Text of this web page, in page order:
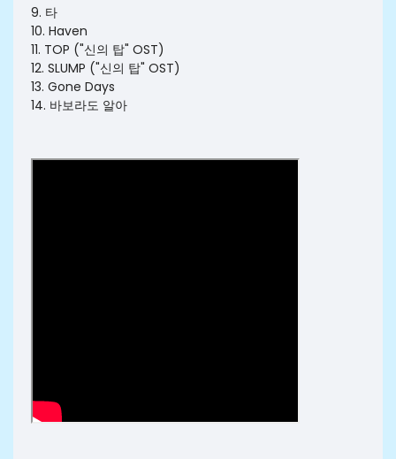
9. 타
10. Haven
11. TOP ("신의 탑" OST)
12. SLUMP ("신의 탑" OST)
13. Gone Days
14. 바보라도 알아